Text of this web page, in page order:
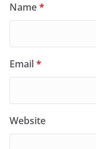
Name*
Email*
Website